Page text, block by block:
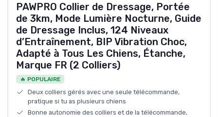
PAWPRO Collier de Dressage, Portée
de 3km, Mode Lumière Nocturne, Guide
de Dressage Inclus, 124 Niveaux
d’Entraînement, BIP Vibration Choc,
Adapté à Tous Les Chiens, Étanche,
Marque FR (2 Colliers)
🔥 POPULAIRE
Deux colliers gérés avec une seule télécommande,
pratique si tu as plusieurs chiens
Bonne autonomie des colliers et de la télécommande,